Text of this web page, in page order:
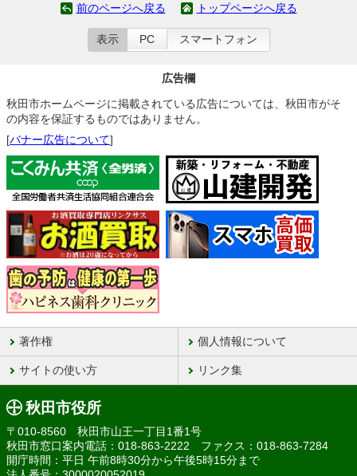
前のページへ戻る トップページへ戻る
表示 PC スマートフォン
広告欄
秋田市ホームページに掲載されている広告については、秋田市がそ
の内容を保証するものではありません。
[バナー広告について]
著作権 個人情報について
サイトの使い方 リンク集
秋田市役所
〒010-8560 秋田市山王一丁目1番1号
秋田市窓口案内電話：018-863-2222 ファクス：018-863-7284
開庁時間：平日 午前8時30分から午後5時15分まで